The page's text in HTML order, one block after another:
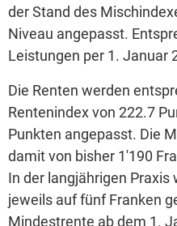
der Stand des
Niveau angepasst.
Leistungen per 1. Januar
Die Renten werden
Rentenindex von 222.7
Punkten angepasst. Die
damit von bisher 1'190
In der langjährigen
jeweils auf fünf Franken
Mindestrente ab dem 1.